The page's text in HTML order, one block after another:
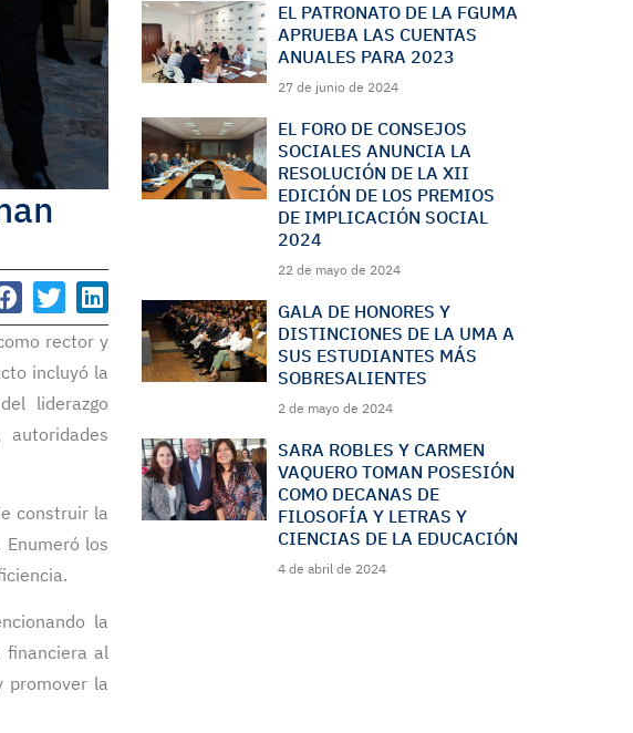
rector y
incluyó la
liderazgo
construir la
los
la
financiera al
promover la
EL PATRONATO DE LA FGUMA
APRUEBA LAS CUENTAS
ANUALES PARA 2023
27 de junio de 2024
EL FORO DE CONSEJOS
SOCIALES ANUNCIA LA
RESOLUCIÓN DE LA XII
EDICIÓN DE LOS PREMIOS
DE IMPLICACIÓN SOCIAL
2024
22 de mayo de 2024
GALA DE HONORES Y
DISTINCIONES DE LA UMA A
SUS ESTUDIANTES MÁS
SOBRESALIENTES
2 de mayo de 2024
SARA ROBLES Y CARMEN
VAQUERO TOMAN POSESIÓN
COMO DECANAS DE
FILOSOFÍA Y LETRAS Y
CIENCIAS DE LA EDUCACIÓN
4 de abril de 2024